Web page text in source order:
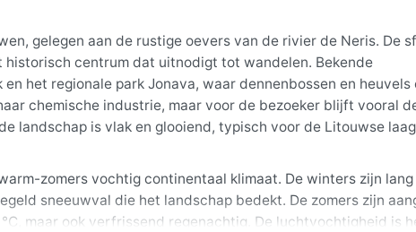
gelegen aan de rustige oevers van de rivier de Neris. De
historisch centrum dat uitnodigt tot wandelen. Bekende
het regionale park Jonava, waar dennenbossen en heuvels
chemische industrie, maar voor de bezoeker blijft vooral
landschap is vlak en glooiend, typisch voor de Litouwse
zomers vochtig continentaal klimaat. De winters zijn lang
sneeuwval die het landschap bedekt. De zomers zijn
maar ook verfrissend regenachtig. De luchtvochtigheid is